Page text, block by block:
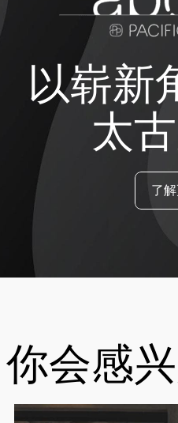
以崭新
太
了
你会感